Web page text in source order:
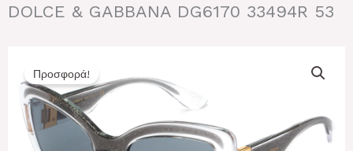
DOLCE & GABBANA DG6170 33494R 53
Προσφορά!